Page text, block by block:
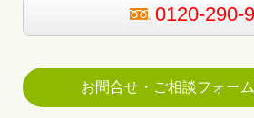
0120-290-
お問合せ・ご相談フォー